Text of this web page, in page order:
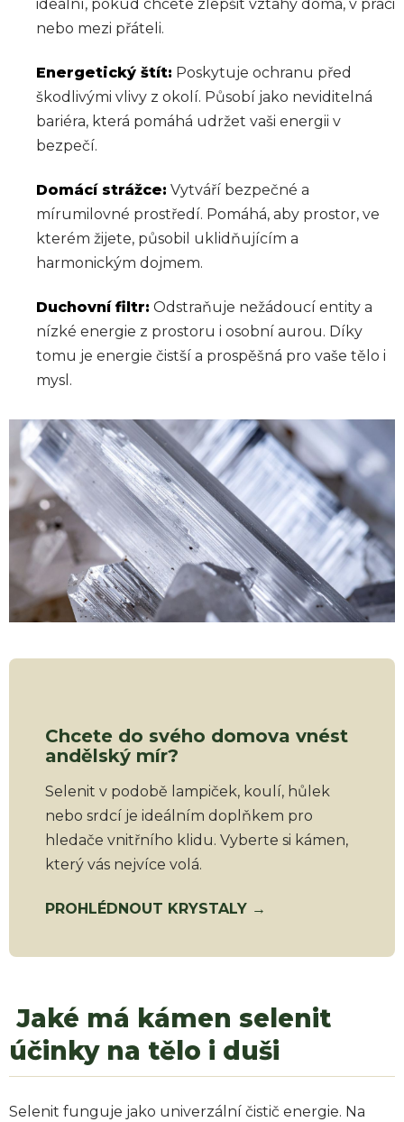
ideální, pokud chcete zlepšit vztahy doma, v práci
nebo mezi přáteli.
Energetický štít: Poskytuje ochranu před
škodlivými vlivy z okolí. Působí jako neviditelná
bariéra, která pomáhá udržet vaši energii v
bezpečí.
Domácí strážce: Vytváří bezpečné a
mírumilovné prostředí. Pomáhá, aby prostor, ve
kterém žijete, působil uklidňujícím a
harmonickým dojmem.
Duchovní filtr: Odstraňuje nežádoucí entity a
nízké energie z prostoru i osobní aurou. Díky
tomu je energie čistší a prospěšná pro vaše tělo i
mysl.
Chcete do svého domova vnést
andělský mír?
Selenit v podobě lampiček, koulí, hůlek
nebo srdcí je ideálním doplňkem pro
hledače vnitřního klidu. Vyberte si kámen,
který vás nejvíce volá.
PROHLÉDNOUT KRYSTALY →
Jaké má kámen selenit
účinky na tělo i duši
Selenit funguje jako univerzální čistič energie. Na